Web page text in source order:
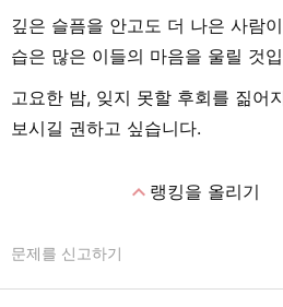
깊은 슬픔을 안고도 더 나은 사람
습은 많은 이들의 마음을 울릴 것
고요한 밤, 잊지 못할 후회를 짊어
보시길 권하고 싶습니다.
expand_less랭킹을 올리기
문제를 신고하기